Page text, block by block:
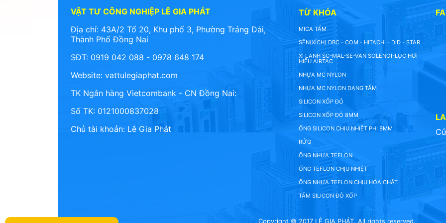
VẬT TƯ CÔNG NGHIỆP LÊ GIA PHÁT
Địa chỉ: 43A/2 Tổ 20, Khu phố 3, Phường Trảng Dài,
Thành Phố Đồng Nai
SĐT: 0919 042 088 - 0978 648 174
Website: vattulegiaphat.com
TK Ngân hàng Vietcombank - CN Đồng Nai:
Số TK: 0121000837028
Chủ tài khoản: Lê Gia Phát
TỪ KHÓA
MICA TẤM
SÊN(XÍCH) DBC - COM - HITACHI - DID - STAR
XI LANH SC-MAL-SE-VAN SOLENOI-LỌC HƠI
HIỆU AIRTAC
NHỰA MC NYLON
NHỰA MC NYLON DẠNG TẤM
SILICON XỐP ĐỎ
SILICON XỐP ĐỎ 8MM
ỐNG SILICON CHỊU NHIỆT PHI 8MM
RỬQ
ỐNG NHỰA TEFLON
ỐNG TEFLON CHỊU NHIỆT
ỐNG NHỰA TEFLON CHỊU HÓA CHẤT
TẤM SILICON ĐỎ XỐP
Copyright © 2017 LÊ GIA PHÁT. All rights reserved.